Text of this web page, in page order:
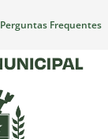
Perguntas Frequentes